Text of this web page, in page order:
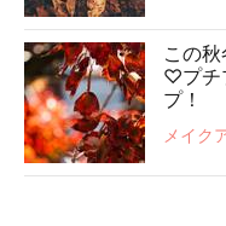
この
♡プチ
プ！
メイク